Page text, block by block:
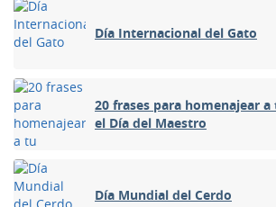
Día Internacional del Gato
20 frases para homenajear
el Día del Maestro
Día Mundial del Cerdo